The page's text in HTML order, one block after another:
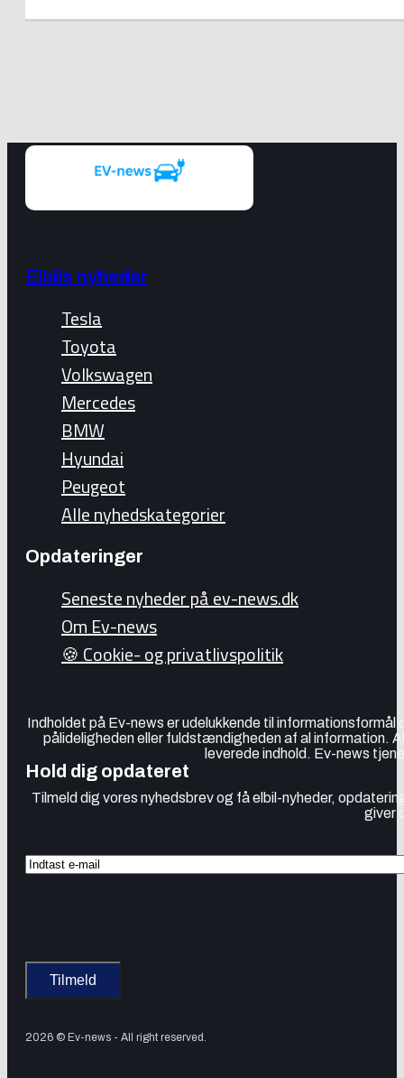
Elbils nyheder
Tesla
Toyota
Volkswagen
Mercedes
BMW
Hyundai
Peugeot
Alle nyhedskategorier
Opdateringer
Seneste nyheder på ev-news.dk
Om Ev-news
🍪 Cookie- og privatlivspolitik
Indholdet på Ev-news er udelukkende til
pålideligheden eller fuldstændigheden af al information.
leverede indhold. Ev-news
Hold dig opdateret
Tilmeld dig vores nyhedsbrev og få elbil-nyheder,
giver
2026 © Ev-news - All right reserved.